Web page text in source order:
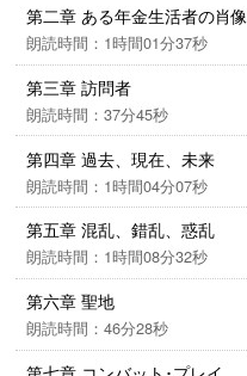
第二章 ある年金生活者の肖像
朗読時間：1時間01分37秒
第三章 訪問者
朗読時間：37分45秒
第四章 過去、現在、未来
朗読時間：1時間04分07秒
第五章 混乱、錯乱、惑乱
朗読時間：1時間08分32秒
第六章 聖地
朗読時間：46分28秒